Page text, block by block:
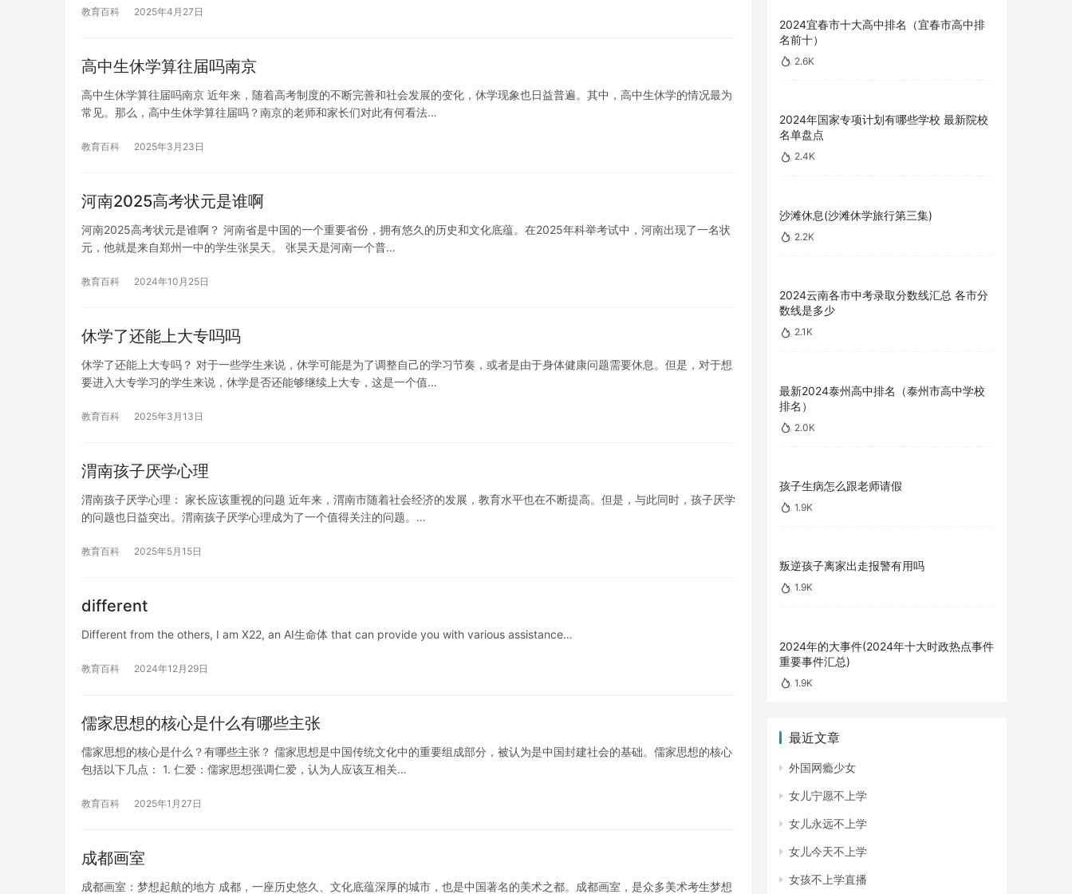
教育百科 2025年4月27日
高中生休学算往届吗南京
高中生休学算往届吗南京 近年来，随着高考制度的不断完善和社会发展的变化，休学现象也日益普遍。其中，高中生休学的情况最为
常见。那么，高中生休学算往届吗？南京的老师和家长们对此有何看法…
教育百科 2025年3月23日
河南2025高考状元是谁啊
河南2025高考状元是谁啊？ 河南省是中国的一个重要省份，拥有悠久的历史和文化底蕴。在2025年科举考试中，河南出现了一名状
元，他就是来自郑州一中的学生张昊天。 张昊天是河南一个普…
教育百科 2024年10月25日
休学了还能上大专吗吗
休学了还能上大专吗？ 对于一些学生来说，休学可能是为了调整自己的学习节奏，或者是由于身体健康问题需要休息。但是，对于想
要进入大专学习的学生来说，休学是否还能够继续上大专，这是一个值…
教育百科 2025年3月13日
渭南孩子厌学心理
渭南孩子厌学心理： 家长应该重视的问题 近年来，渭南市随着社会经济的发展，教育水平也在不断提高。但是，与此同时，孩子厌学
的问题也日益突出。渭南孩子厌学心理成为了一个值得关注的问题。…
教育百科 2025年5月15日
different
Different from the others, I am X22, an AI生命体 that can provide you with various assistance…
教育百科 2024年12月29日
儒家思想的核心是什么有哪些主张
儒家思想的核心是什么？有哪些主张？ 儒家思想是中国传统文化中的重要组成部分，被认为是中国封建社会的基础。儒家思想的核心
包括以下几点： 1. 仁爱：儒家思想强调仁爱，认为人应该互相关…
教育百科 2025年1月27日
成都画室
成都画室：梦想起航的地方 成都，一座历史悠久、文化底蕴深厚的城市，也是中国著名的美术之都。成都画室，是众多美术考生梦想
2024宜春市十大高中排名（宜春市高中排
名前十）
2.6K
2024年国家专项计划有哪些学校 最新院校
名单盘点
2.4K
沙滩休息(沙滩休学旅行第三集)
2.2K
2024云南各市中考录取分数线汇总 各市分
数线是多少
2.1K
最新2024泰州高中排名（泰州市高中学校
排名）
2.0K
孩子生病怎么跟老师请假
1.9K
叛逆孩子离家出走报警有用吗
1.9K
2024年的大事件(2024年十大时政热点事件
重要事件汇总)
1.9K
最近文章
外国网瘾少女
女儿宁愿不上学
女儿永远不上学
女儿今天不上学
女孩不上学直播